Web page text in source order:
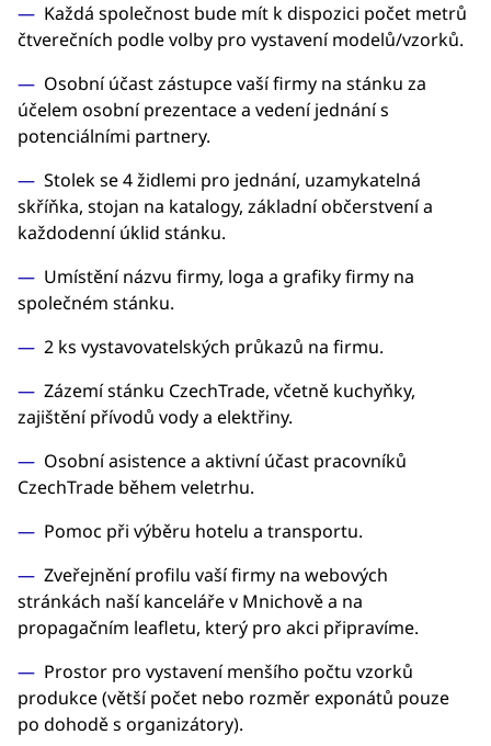
Každá společnost bude mít k dispozici počet metrů
čtverečních podle volby pro vystavení modelů/vzorků.
Osobní účast zástupce vaší firmy na stánku za
účelem osobní prezentace a vedení jednání s
potenciálními partnery.
Stolek se 4 židlemi pro jednání, uzamykatelná
skříňka, stojan na katalogy, základní občerstvení a
každodenní úklid stánku.
Umístění názvu firmy, loga a grafiky firmy na
společném stánku.
2 ks vystavovatelských průkazů na firmu.
Zázemí stánku CzechTrade, včetně kuchyňky,
zajištění přívodů vody a elektřiny.
Osobní asistence a aktivní účast pracovníků
CzechTrade během veletrhu.
Pomoc při výběru hotelu a transportu.
Zveřejnění profilu vaší firmy na webových
stránkách naší kanceláře v Mnichově a na
propagačním leafletu, který pro akci připravíme.
Prostor pro vystavení menšího počtu vzorků
produkce (větší počet nebo rozměr exponátů pouze
po dohodě s organizátory).